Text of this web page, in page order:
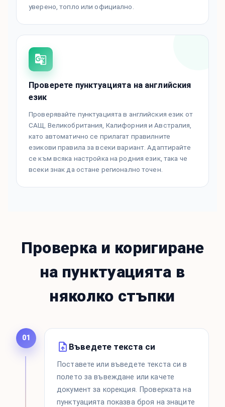
уверено, топло или официално.
Проверете пунктуацията на английския
език
Проверявайте пунктуацията в английския език от
САЩ, Великобритания, Калифорния и Австралия,
като автоматично се прилагат правилните
езикови правила за всеки вариант. Адаптирайте
се към всяка настройка на родния език, така че
всеки знак да остане регионално точен.
Проверка и коригиране
на пунктуацията в
няколко стъпки
01
Въведете текста си
Поставете или въведете текста си в
полето за въвеждане или качете
документ за корекция. Проверката на
пунктуацията показва броя на знаците